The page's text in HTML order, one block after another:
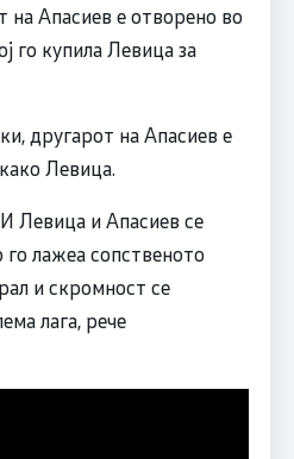
на Апасиев е отворено во
го купила Левица за
другарот на Апасиев е
Левица.
Левица и Апасиев се
лажеа сопственото
и скромност се
лага, рече